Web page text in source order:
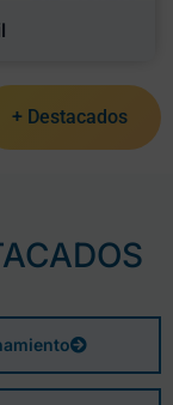
+ Destacados